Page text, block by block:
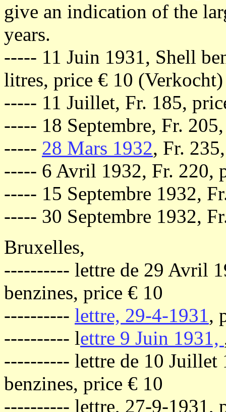
give an indication of the
years.
----- 11 Juin 1931, Shell
litres, price € 10 (Verkocht)
----- 11 Juillet, Fr. 185,
----- 18 Septembre, Fr.
----- 28 Mars 1932, Fr.
----- 6 Avril 1932, Fr. 220,
----- 15 Septembre 1932,
----- 30 Septembre 1932,
Bruxelles,
---------- lettre de 29 Avril
benzines, price € 10
---------- lettre, 29-4-1931,
---------- lettre 9 Juin 1931,
---------- lettre de 10
benzines, price € 10
---------- lettre, 27-9-1931,